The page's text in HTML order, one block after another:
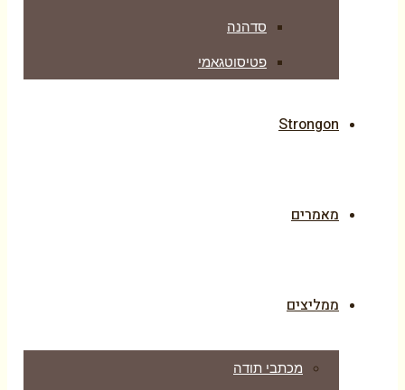
סדהנה
פטיסוטגאמי
Strongon
מאמרים
ממליצים
מכתבי תודה